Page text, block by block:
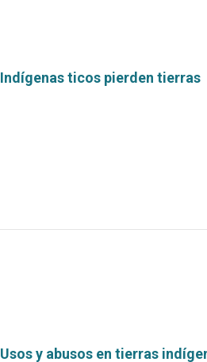
Indígenas ticos pierden tierras
Usos y abusos en tierras